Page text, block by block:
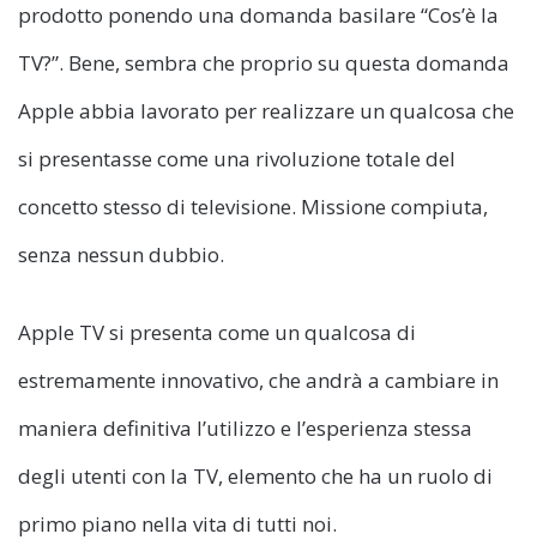
prodotto ponendo una domanda basilare “Cos’è la
TV?”. Bene, sembra che proprio su questa domanda
Apple abbia lavorato per realizzare un qualcosa che
si presentasse come una rivoluzione totale del
concetto stesso di televisione. Missione compiuta,
senza nessun dubbio.
Apple TV si presenta come un qualcosa di
estremamente innovativo, che andrà a cambiare in
maniera definitiva l’utilizzo e l’esperienza stessa
degli utenti con la TV, elemento che ha un ruolo di
primo piano nella vita di tutti noi.